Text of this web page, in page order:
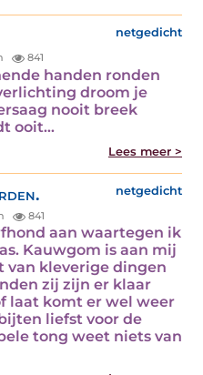
netgedicht
841
handen ronden
droom je
nooit breek
ooit…
Lees meer >
netgedicht
841
aan waartegen ik
Kauwgom is aan mij
van kleverige dingen
zij zijn er klaar
laat komt er wel weer
liefst voor de
tong weet niets van